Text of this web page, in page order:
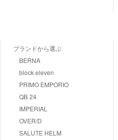
ブランドから選ぶ
BERNA
block eleven
PRIMO EMPORIO
QB 24
IMPERIAL
OVER/D
SALUTE HELM